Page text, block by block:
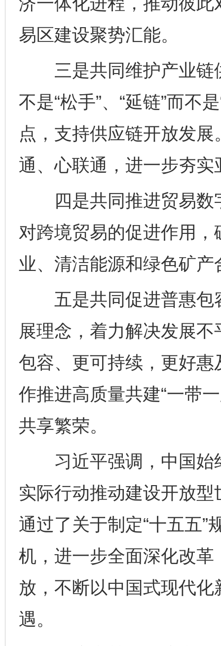
易区建设聚势汇能。
三是共同维护产业链
不是“松手”、“延链”而不
点，支持供应链开放发
通、心联通，进一步夯
四是共同推进贸易数
对跨境贸易的促进作用
业、清洁能源和绿色矿产
五是共同促进普惠包
展理念，着力解决发展
包容、更可持续，更好
作推进高质量共建“一带
共享繁荣。
习近平强调，中国始
实际行动推动建设开放
通过了关于制定“十五五
机，进一步全面深化改
放，不断以中国式现代
遇。